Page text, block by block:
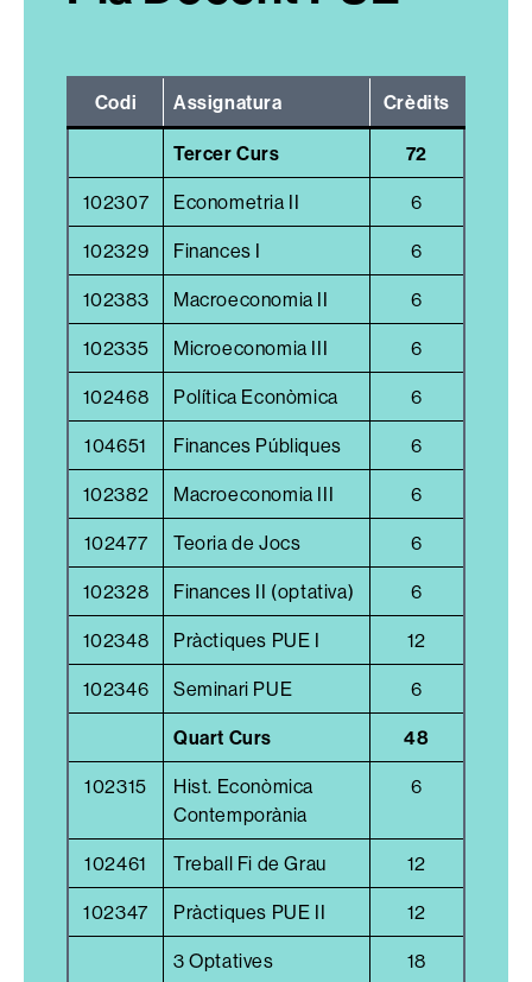
Codi Assignatura Crèdits
Tercer Curs 72
102307 Econometria II 6
102329 Finances I 6
102383 Macroeconomia II 6
102335 Microeconomia III 6
102468 Política Econòmica 6
104651 Finances Públiques 6
102382 Macroeconomia III 6
102477 Teoria de Jocs 6
102328 Finances II (optativa) 6
102348 Pràctiques PUE I 12
102346 Seminari PUE 6
Quart Curs 48
102315
Hist. Econòmica
Contemporània
6
102461 Treball Fi de Grau 12
102347 Pràctiques PUE II 12
3 Optatives 18